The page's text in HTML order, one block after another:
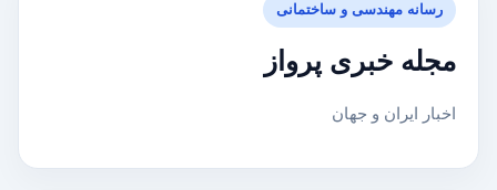
رسانه مهندسی و ساختمانی
مجله خبری پرواز
اخبار ایران و جهان